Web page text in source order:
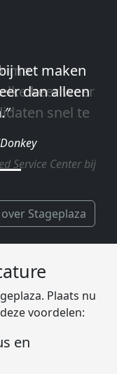
keer weer
snel te
Service Center bij
Stageplaza
Plaats nu
voordelen:
en